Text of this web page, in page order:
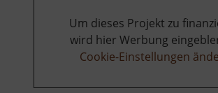
Um dieses Projekt zu
wird hier Werbung
Cookie-Einstellungen